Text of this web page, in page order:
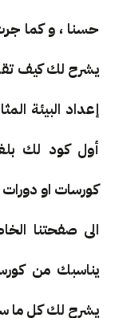
حسنا ، و كما
إعداد البيئة
الى صفحتنا
يناسبك من
يشرح لك كل ما